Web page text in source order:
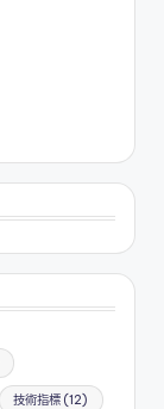
技術指標 (12)